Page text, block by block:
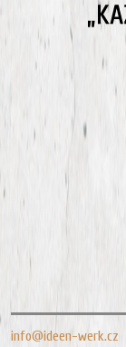
info@ideen-werk.cz